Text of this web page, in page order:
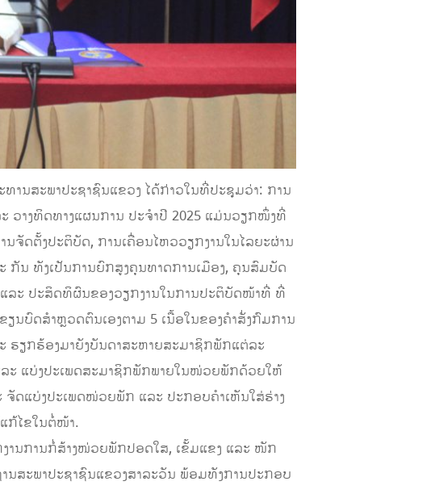
ານສະພາປະຊາຊົນແຂວງ ໄດ້ກ່າວໃນທີ່ປະຊຸມວ່າ: ການ
າງທິດທາງແຜນການ ປະຈໍາປີ 2025 ແມ່ນວຽກໜຶ່ງທີ່
ຈັດຕັ້ງປະຕິບັດ, ການເຄື່ອນໄຫວວຽກງານໃນໄລຍະຜ່ານ
ກັນ ທັງເປັນການຍົກສູງຄຸນທາດການເມືອງ, ຄຸນສົມບັດ
ລະ ປະສິດທິຜົນຂອງວຽກງານໃນການປະຕິບັດໜ້າທີ່ ທີ່
ບົດສໍາຫຼວດຕົນເອງຕາມ 5 ເນື້ອໃນຂອງຄໍາສັ່ງກົມການ
ຽກຮ້ອງມາຍັງບັນດາສະຫາຍສະມາຊິກພັກແຕ່ລະ
ະ ແບ່ງປະເພດສະມາຊິກພັກພາຍໃນໜ່ວຍພັກດ້ວຍໃຫ້
ດແບ່ງປະເພດໜ່ວຍພັກ ແລະ ປະກອບຄໍາເຫັນໃສ່ຮ່າງ
ກ້ໄຂໃນຕໍ່ໜ້າ.
ານການກໍ່ສ້າງໜ່ວຍພັກປອດໃສ, ເຂັ້ມແຂງ ແລະ ໜັກ
ສະພາປະຊາຊົນແຂວງສາລະວັນ ພ້ອມທັງການປະກອບ